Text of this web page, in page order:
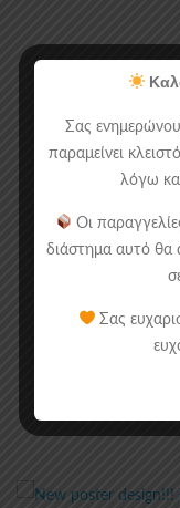
Σας
παραμείνει
λόγω
Οι
διάστημα αυτό θα
Σας